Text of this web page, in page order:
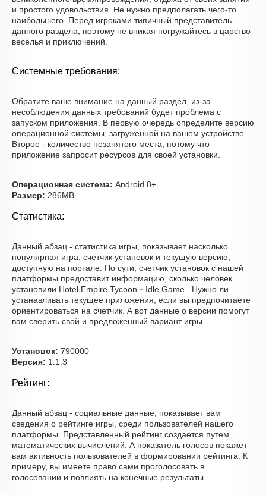
и простого удовольствия. Не нужно предполагать чего-то
наибольшего. Перед игроками типичный представитель
данного раздела, поэтому не вникая погружайтесь в царство
веселья и приключений.
Системные требования:
Обратите ваше внимание на данный раздел, из-за
несоблюдения данных требований будет проблема с
запуском приложения. В первую очередь определите версию
операционной системы, загруженной на вашем устройстве.
Второе - количество незанятого места, потому что
приложение запросит ресурсов для своей установки.
Операционная система: Android 8+
Размер: 286MB
Статистика:
Данный абзац - статистика игры, показывает насколько
популярная игра, счетчик установок и текущую версию,
доступную на портале. По сути, счетчик установок с нашей
платформы предоставит информацию, сколько человек
установили Hotel Empire Tycoon－Idle Game . Нужно ли
устанавливать текущее приложения, если вы предпочитаете
ориентироваться на счетчик. А вот данные о версии помогут
вам сверить свой и предложенный вариант игры.
Установок: 790000
Версия: 1.1.3
Рейтинг:
Данный абзац - социальные данные, показывает вам
сведения о рейтинге игры, среди пользователей нашего
платформы. Представленный рейтинг создается путем
математических вычислений. А показатель голосов покажет
вам активность пользователей в формировании рейтинга. К
примеру, вы имеете право сами проголосовать в
голосовании и повлиять на конечные результаты.